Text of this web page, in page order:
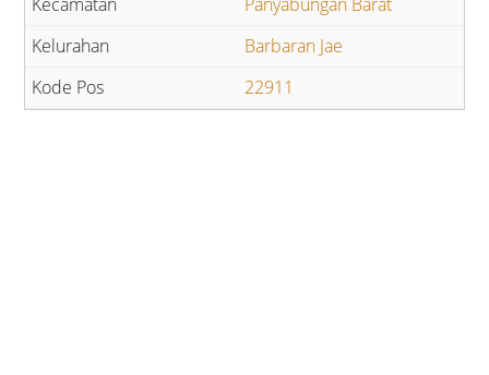
Barbaran Jae
22911